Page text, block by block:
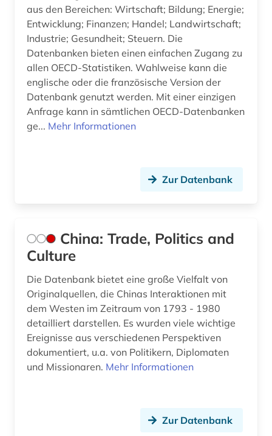
aus den Bereichen: Wirtschaft; Bildung; Energie;
Entwicklung; Finanzen; Handel; Landwirtschaft;
Industrie; Gesundheit; Steuern. Die
Datenbanken bieten einen einfachen Zugang zu
allen OECD-Statistiken. Wahlweise kann die
englische oder die französische Version der
Datenbank genutzt werden. Mit einer einzigen
Anfrage kann in sämtlichen OECD-Datenbanken
ge... Mehr Informationen
Zur Datenbank
China: Trade, Politics and
Culture
Die Datenbank bietet eine große Vielfalt von
Originalquellen, die Chinas Interaktionen mit
dem Westen im Zeitraum von 1793 - 1980
detailliert darstellen. Es wurden viele wichtige
Ereignisse aus verschiedenen Perspektiven
dokumentiert, u.a. von Politikern, Diplomaten
und Missionaren. Mehr Informationen
Zur Datenbank